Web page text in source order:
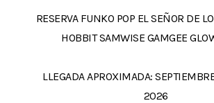
RESERVA FUNKO POP EL SEÑOR DE
HOBBIT SAMWISE GAMGEE
LLEGADA APROXIMADA:
2026